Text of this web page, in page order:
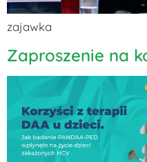
zajawka
Zaproszenie na